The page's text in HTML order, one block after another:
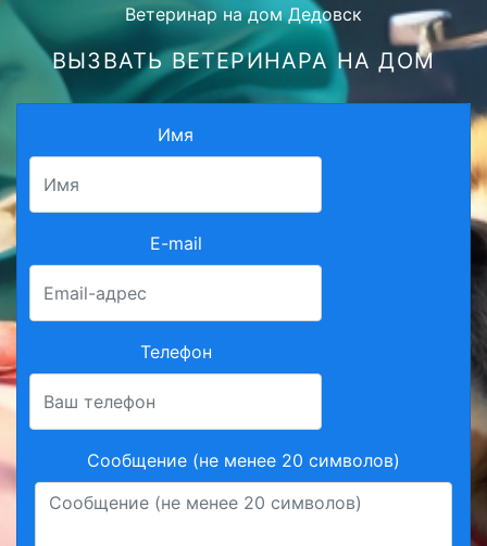
Ветеринар на дом Дедовск
ВЫЗВАТЬ ВЕТЕРИНАРА НА ДОМ
Имя
E-mail
Телефон
Сообщение (не менее 20 символов)